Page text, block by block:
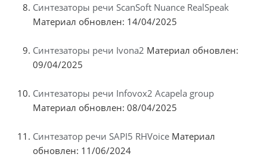
Синтезаторы речи ScanSoft Nuance RealSpeak
Материал обновлен: 14/04/2025
Синтезаторы речи Ivona2 Материал обновлен:
09/04/2025
Синтезаторы речи Infovox2 Acapela group
Материал обновлен: 08/04/2025
Синтезатор речи SAPI5 RHVoice Материал
обновлен: 11/06/2024